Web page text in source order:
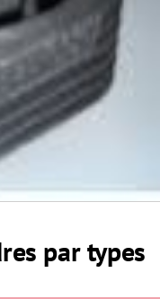
par types